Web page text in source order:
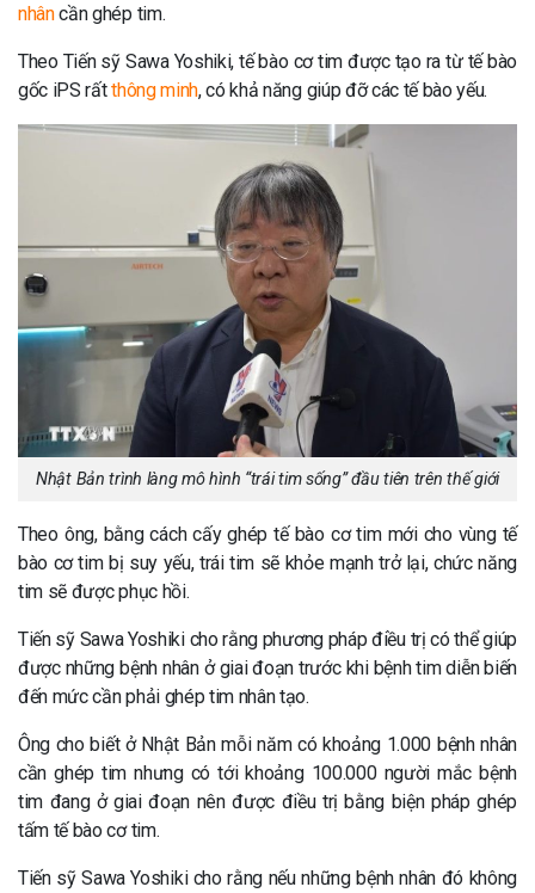
nhâncần ghép tim.
Theo Tiến sỹ Sawa Yoshiki, tế bào cơ tim được tạo ra từ tế bào
gốc iPS rấtthông minh, có khả năng giúp đỡ các tế bào yếu.
Nhật Bản trình làng mô hình “trái tim sống” đầu tiên trên thế giới
Theo ông, bằng cách cấy ghép tế bào cơ tim mới cho vùng tế
bào cơ tim bị suy yếu, trái tim sẽ khỏe mạnh trở lại, chức năng
tim sẽ được phục hồi.
Tiến sỹ Sawa Yoshiki cho rằng phương pháp điều trị có thể giúp
được những bệnh nhân ở giai đoạn trước khi bệnh tim diễn biến
đến mức cần phải ghép tim nhân tạo.
Ông cho biết ở Nhật Bản mỗi năm có khoảng 1.000 bệnh nhân
cần ghép tim nhưng có tới khoảng 100.000 người mắc bệnh
tim đang ở giai đoạn nên được điều trị bằng biện pháp ghép
tấm tế bào cơ tim.
Tiến sỹ Sawa Yoshiki cho rằng nếu những bệnh nhân đó không